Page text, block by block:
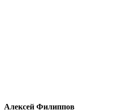
Алексей Филиппов